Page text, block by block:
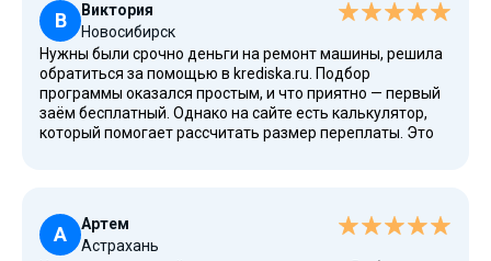
В
Виктория
Новосибирск
Нужны были срочно деньги на ремонт машины, решила
обратиться за помощью в krediska.ru. Подбор
программы оказался простым, и что приятно — первый
заём бесплатный. Однако на сайте есть калькулятор,
который помогает рассчитать размер переплаты. Это
А
Артем
Астрахань